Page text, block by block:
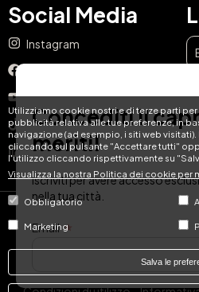
Utilizziamo cookie nostri e di terze parti
pubblicità relativa alle tue preferenze, in
navigazione (ad esempio, i siti web
cliccando sul pulsante "Accettare tutti"
l'utilizzo cliccando rispettivamente su
Visualizza la nostra Politica dei cookie per
Obbligatorio
Marketing
Salva le
Social Media
Instagram
YouTube
TikTok
LinkedIn
© Hotel
Tel: +34 871 51 00 40
Concediti il
meriti!
Iscriviti per avere accesso
nella tua città.
Email